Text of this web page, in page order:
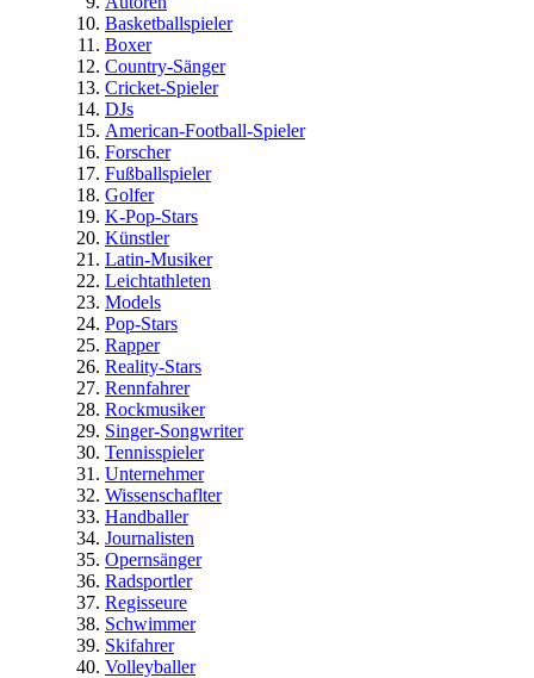
Basketballspieler
Boxer
Country-Sänger
Cricket-Spieler
DJs
American-Football-Spieler
Forscher
Fußballspieler
Golfer
K-Pop-Stars
Künstler
Latin-Musiker
Leichtathleten
Models
Pop-Stars
Rapper
Reality-Stars
Rennfahrer
Rockmusiker
Singer-Songwriter
Tennisspieler
Unternehmer
Wissenschaflter
Handballer
Journalisten
Opernsänger
Radsportler
Regisseure
Schwimmer
Skifahrer
Volleyballer